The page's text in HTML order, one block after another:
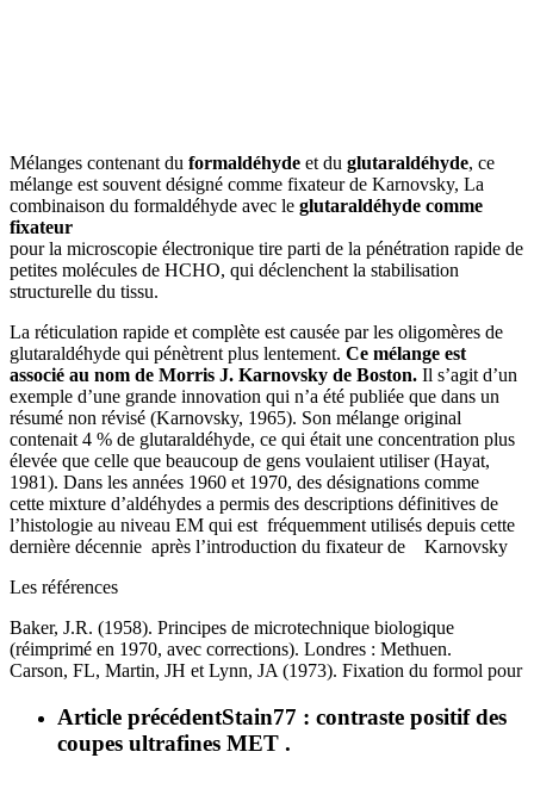
Mélanges contenant du formaldéhyde et du glutaraldéhyde, ce
mélange est souvent désigné comme fixateur de Karnovsky, La
combinaison du formaldéhyde avec le glutaraldéhyde comme
fixateur
pour la microscopie électronique tire parti de la pénétration rapide de
petites molécules de HCHO, qui déclenchent la stabilisation
structurelle du tissu.
La réticulation rapide et complète est causée par les oligomères de
glutaraldéhyde qui pénètrent plus lentement. Ce mélange est
associé au nom de Morris J. Karnovsky de Boston. Il s’agit d’un
exemple d’une grande innovation qui n’a été publiée que dans un
résumé non révisé (Karnovsky, 1965). Son mélange original
contenait 4 % de glutaraldéhyde, ce qui était une concentration plus
élevée que celle que beaucoup de gens voulaient utiliser (Hayat,
1981). Dans les années 1960 et 1970, des désignations comme
cette mixture d’aldéhydes a permis des descriptions définitives de
l’histologie au niveau EM qui est fréquemment utilisés depuis cette
dernière décennie après l’introduction du fixateur de Karnovsky
Les références
Baker, J.R. (1958). Principes de microtechnique biologique
(réimprimé en 1970, avec corrections). Londres : Methuen.
Carson, FL, Martin, JH et Lynn, JA (1973). Fixation du formol pour
Article précédentStain77 : contraste positif des
coupes ultrafines MET .